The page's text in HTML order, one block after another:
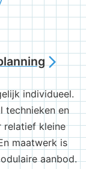
arrow_forward_ios
individueel.
technieken en
relatief kleine
maatwerk is
aanbod.